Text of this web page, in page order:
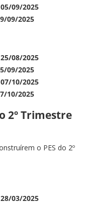
/09/2025
/09/2025
/08/2025
/09/2025
07/10/2025
/10/2025
2º Trimestre
o PES do 2º
03/2025